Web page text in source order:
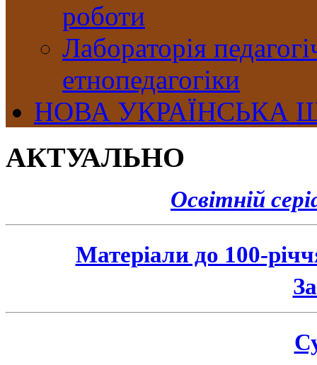
роботи
Лабораторія
етнопедагогіки
НОВА УКРАЇНСЬКА
АКТУАЛЬНО
Освітній
Матеріали до 100-